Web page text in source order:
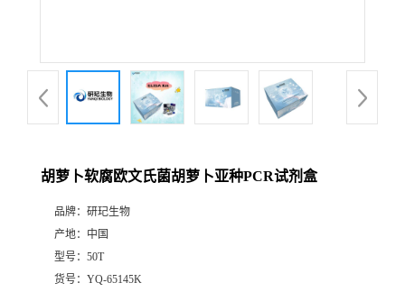
胡萝卜软腐欧文氏菌胡萝卜亚种PCR试剂盒
品牌： 研玘生物
产地： 中国
型号： 50T
货号： YQ-65145K